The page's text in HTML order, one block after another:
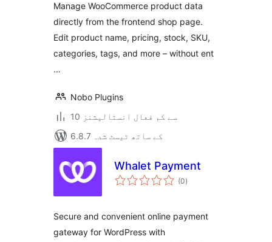
Manage WooCommerce product data
directly from the frontend shop page.
Edit product name, pricing, stock, SKU,
categories, tags, and more – without ent
…
Nobo Plugins
10 سے کم فعال انسٹالیشنز
6.8.7 کے ساتھ ٹیسٹ شدہ
Whalet Payment
(0مجموعی
درجہ
)
Secure and convenient online payment
gateway for WordPress with